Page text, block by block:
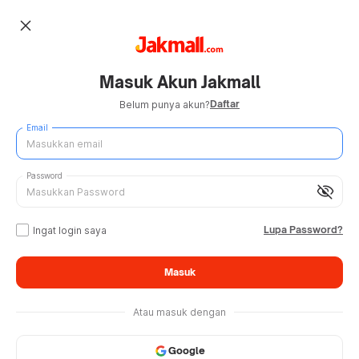
close
Masuk Akun Jakmall
Belum punya akun?Daftar
Email
visibility_off
Password
Ingat login saya Lupa Password?
Masuk
Atau masuk dengan
Google